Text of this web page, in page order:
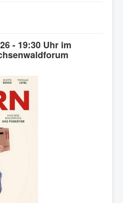
- 19:30 Uhr im